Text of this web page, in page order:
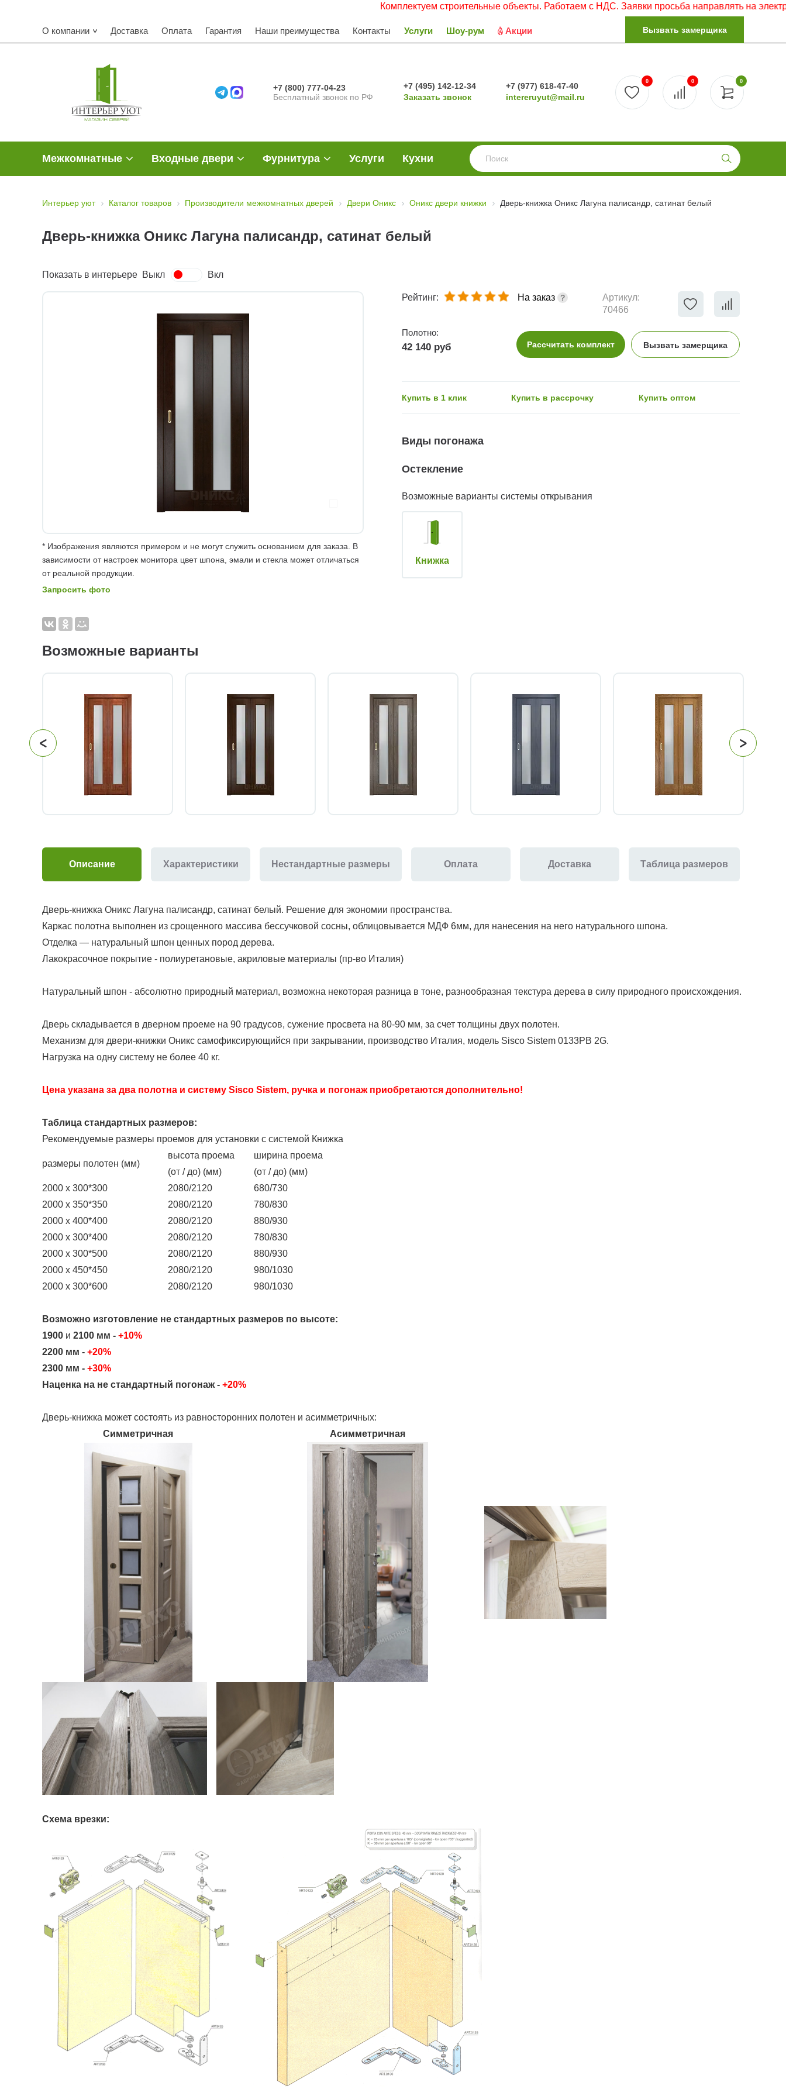
Комплектуем строительные объекты. Работаем с НДС. Заявки просьба направлять на электронную
О компании Доставка Оплата Гарантия Наши преимущества Контакты Услуги Шоу-рум Акции Вызвать замерщика
+7 (800) 777-04-23
Бесплатный звонок по РФ
+7 (495) 142-12-34
Заказать звонок
+7 (977) 618-47-40
intereruyut@mail.ru
0
0 0
Межкомнатные Входные двери Фурнитура Услуги Кухни
Интерьер уют Каталог товаров Производители межкомнатных дверей Двери Оникс Оникс двери книжки Дверь-книжка Оникс Лагуна палисандр, сатинат белый
Дверь-книжка Оникс Лагуна палисандр, сатинат белый
Показать в интерьере Выкл Вкл
* Изображения являются примером и не могут служить основанием для заказа. В
зависимости от настроек монитора цвет шпона, эмали и стекла может отличаться
от реальной продукции.
Запросить фото
Рейтинг: На заказ
Артикул:
70466
Полотно:
42 140 руб Рассчитать комплект Вызвать замерщика
Купить в 1 клик Купить в рассрочку Купить оптом
Виды погонажа
Остекление
Возможные варианты системы открывания
Книжка
Возможные варианты
Описание Характеристики Нестандартные размеры Оплата Доставка Таблица размеров
Дверь-книжка Оникс Лагуна палисандр, сатинат белый. Решение для экономии пространства.
Каркас полотна выполнен из срощенного массива бессучковой сосны, облицовывается МДФ 6мм, для нанесения на него натурального шпона.
Отделка — натуральный шпон ценных пород дерева.
Лакокрасочное покрытие - полиуретановые, акриловые материалы (пр-во Италия)
Натуральный шпон - абсолютно природный материал, возможна некоторая разница в тоне, разнообразная текстура дерева в силу природного происхождения.
Дверь складывается в дверном проеме на 90 градусов, сужение просвета на 80-90 мм, за счет толщины двух полотен.
Механизм для двери-книжки Оникс самофиксирующийся при закрывании, производство Италия, модель Sisco Sistem 0133PB 2G.
Нагрузка на одну систему не более 40 кг.
Цена указана за два полотна и систему Sisco Sistem, ручка и погонаж приобретаются дополнительно!
Таблица стандартных размеров:
Рекомендуемые размеры проемов для установки с системой Книжка
размеры полотен (мм)
высота проема
(от / до) (мм)
ширина проема
(от / до) (мм)
2000 х 300*300
2080/2120
680/730
2000 х 350*350
2080/2120
780/830
2000 х 400*400
2080/2120
880/930
2000 х 300*400
2080/2120
780/830
2000 х 300*500
2080/2120
880/930
2000 х 450*450
2080/2120
980/1030
2000 х 300*600
2080/2120 980/1030
Возможно изготовление не стандартных размеров по высоте:
1900 и 2100 мм - +10%
2200 мм - +20%
2300 мм - +30%
Наценка на не стандартный погонаж - +20%
Дверь-книжка может состоять из равносторонних полотен и асимметричных:
Симметричная
Асимметричная
Схема врезки: